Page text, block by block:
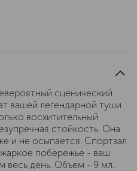
сценический
вашей легендарной туши
восхитительный
стойкость. Она
и не осыпается. Спортзал
побережье - ваш
весь день. Объем - 9 мл.